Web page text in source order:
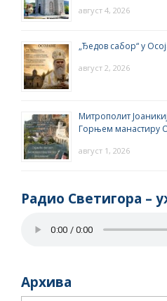
август 4, 2026
„Ђедов сабор“ у
август 2, 2026
Митрополит
Горњем манастиру
август 1, 2026
Радио Светигора –
Архива